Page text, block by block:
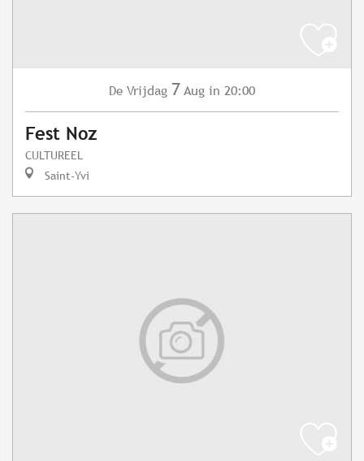
De Vrijdag 7 Aug in 20:00
Fest Noz
CULTUREEL
Saint-Yvi